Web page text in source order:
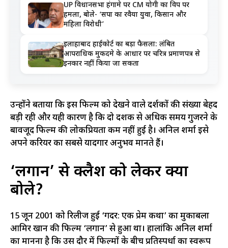
UP विधानसभा हंगामे पर CM योगी का विपक्ष पर
हमला, बोले- ‘सपा का रवैया युवा, किसान और
महिला विरोधी’
इलाहाबाद हाईकोर्ट का बड़ा फैसला: लंबित
आपराधिक मुकदमे के आधार पर चरित्र प्रमाणपत्र से
इनकार नहीं किया जा सकता
उन्होंने बताया कि इस फिल्म को देखने वाले दर्शकों की संख्या बेहद
बड़ी रही और यही कारण है कि दो दशक से अधिक समय गुजरने के
बावजूद फिल्म की लोकप्रियता कम नहीं हुई है। अनिल शर्मा इसे
अपने करियर का सबसे यादगार अनुभव मानते हैं।
‘लगान’ से क्लैश को लेकर क्या
बोले?
15 जून 2001 को रिलीज हुई ‘गदर: एक प्रेम कथा’ का मुकाबला
आमिर खान की फिल्म ‘लगान’ से हुआ था। हालांकि अनिल शर्मा
का मानना है कि उस दौर में फिल्मों के बीच प्रतिस्पर्धा का स्वरूप